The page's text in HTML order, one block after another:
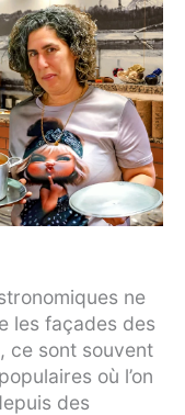
ne
les façades des
ce sont souvent
où l’on
des